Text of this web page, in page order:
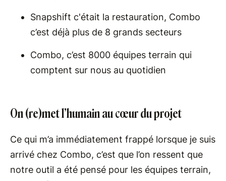
Snapshift c'était la restauration, Combo
c’est déjà plus de 8 grands secteurs
Combo, c’est 8000 équipes terrain qui
comptent sur nous au quotidien
On (re)met l’humain au cœur du projet
Ce qui m’a immédiatement frappé lorsque je suis
arrivé chez Combo, c’est que l’on ressent que
notre outil a été pensé pour les équipes terrain,